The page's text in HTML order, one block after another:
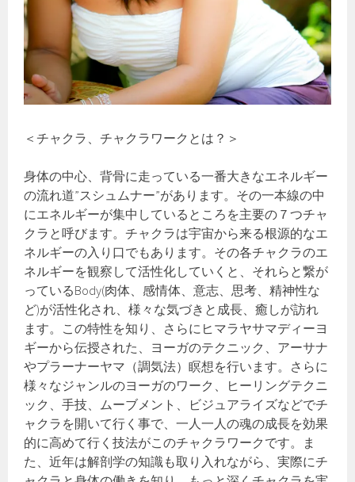
＜チャクラ、チャクラワークとは？＞
身体の中心、背骨に走っている一番大きなエネルギー
の流れ道”スシュムナー”があります。その一本線の中
にエネルギーが集中しているところを主要の７つチャ
クラと呼びます。チャクラは宇宙から来る根源的なエ
ネルギーの入り口でもあります。その各チャクラのエ
ネルギーを観察して活性化していくと、それらと繋が
っているBody(肉体、感情体、意志、思考、精神性な
ど)が活性化され、様々な気づきと成長、癒しが訪れ
ます。この特性を知り、さらにヒマラヤサマディーヨ
ギーから伝授された、ヨーガのテクニック、アーサナ
やプラーナーヤマ（調気法）瞑想を行います。さらに
様々なジャンルのヨーガのワーク、ヒーリングテクニ
ック、手技、ムーブメント、ビジュアライズなどでチ
ャクラを開いて行く事で、一人一人の魂の成長を効果
的に高めて行く技法がこのチャクラワークです。ま
た、近年は解剖学の知識も取り入れながら、実際にチ